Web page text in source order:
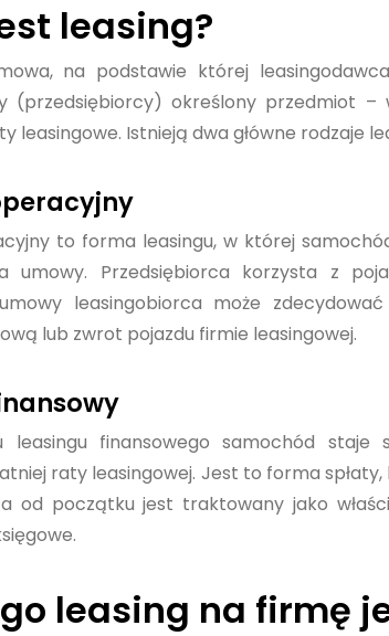
leasing?
na podstawie której
(przedsiębiorcy) określony przedmiot
leasingowe. Istnieją dwa główne rodzaje
to forma leasingu, w której
umowy. Przedsiębiorca korzysta z
leasingobiorca może
lub zwrot pojazdu firmie leasingowej.
leasingu finansowego samochód staje
raty leasingowej. Jest to forma
od początku jest traktowany jako
leasing na firmę